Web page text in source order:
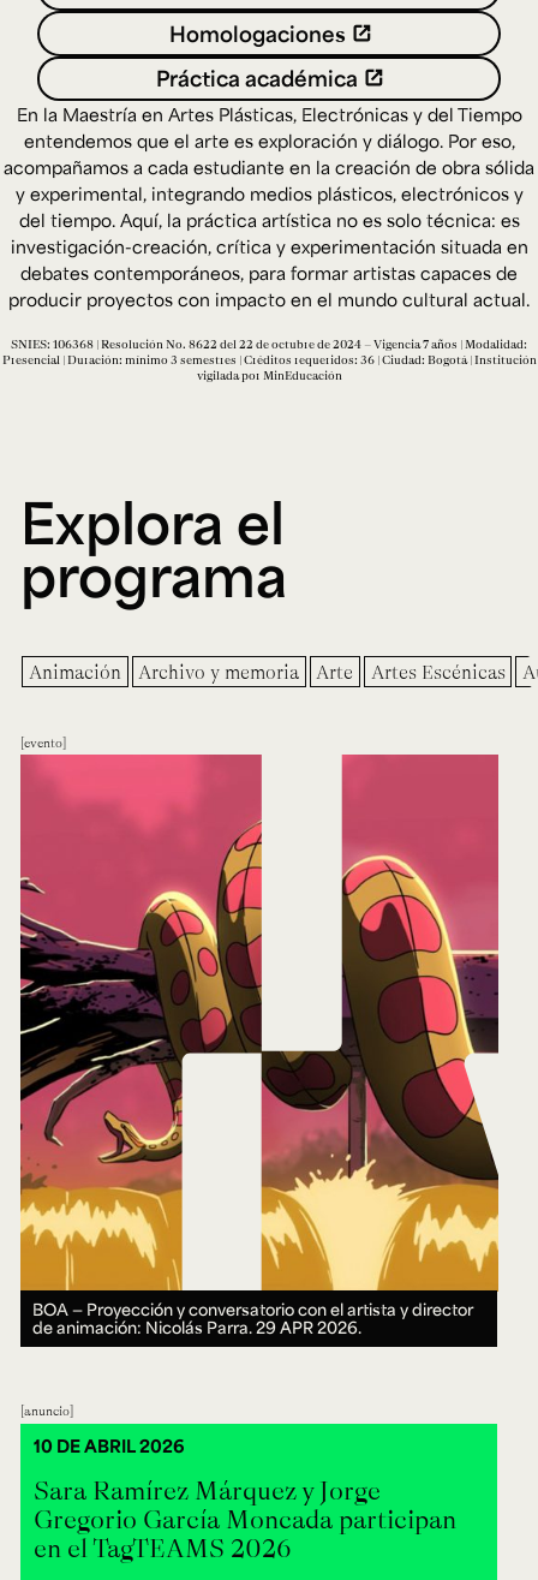
Configuración de cookies
Universidad de los Andes | Vigilada Mineducación.
Reconocimiento como universidad: Decreto 1297 del 30
de mayo de 1964. Reconocimiento de personería jurídica:
Resolución 28 del 23 de febrero de 1949, Minjusticia.
Acreditación institucional de alta calidad, 10 años:
Resolución 000194 del 16 de enero del 2025.
Ext. 2626
Ext. 4925
Educación
Continua
Ext. 4795
Homologaciones
Práctica académica
En la Maestría en Artes Plásticas, Electrónicas y del Tiempo
entendemos que el arte es exploración y diálogo. Por eso,
acompañamos a cada estudiante en la creación de obra sólida
y experimental, integrando medios plásticos, electrónicos y
del tiempo. Aquí, la práctica artística no es solo técnica: es
investigación-creación, crítica y experimentación situada en
debates contemporáneos, para formar artistas capaces de
producir proyectos con impacto en el mundo cultural actual.
SNIES: 106368 | Resolución No. 8622 del 22 de octubre de 2024 – Vigencia 7 años | Modalidad:
Presencial | Duración: mínimo 3 semestres | Créditos requeridos: 36 | Ciudad: Bogotá | Institución
vigilada por MinEducación
Explora el
programa
Animación Archivo y memoria Arte Artes Escénicas
evento
BOA — Proyección y conversatorio con el artista y director
de animación: Nicolás Parra.29 APR 2026.
anuncio
Sara Ramírez Márquez y Jorge
Gregorio García Moncada participan
en el TagTEAMS 2026
10 DE ABRIL 2026